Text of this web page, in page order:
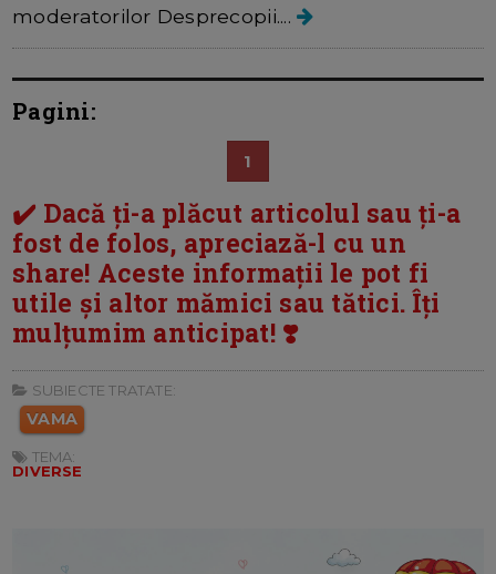
moderatorilor Desprecopii....
Pagini:
1
✔️ Dacă ți-a plăcut articolul sau ți-a
fost de folos, apreciază-l cu un
share! Aceste informații le pot fi
utile și altor mămici sau tătici. Îți
mulțumim anticipat! ❣️
SUBIECTE TRATATE:
VAMA
TEMA:
DIVERSE